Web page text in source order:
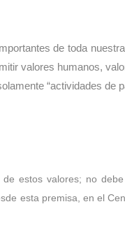
de toda
valores humanos,
“actividades de
estos valores; no
esta premisa, en el